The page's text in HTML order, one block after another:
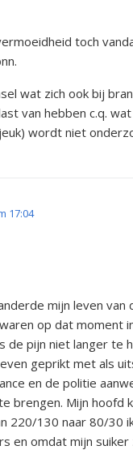
toch
wat zich ook bij
van hebben c.q.
wordt niet
17:04
mijn leven
op dat moment
de pijn niet langer te
geprikt met als
en de politie
brengen. Mijn
220/130 naar 80/30
en omdat mijn